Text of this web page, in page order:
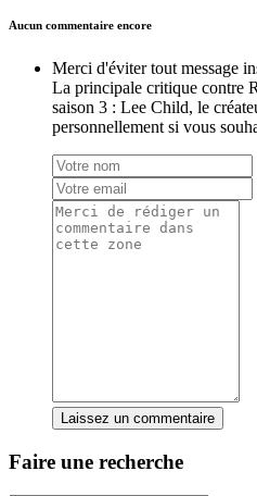
Aucun commentaire encore
Merci d'éviter tout message
La principale critique contre
saison 3 : Lee Child, le
personnellement si vous
Laissez un commentaire
Faire une recherche